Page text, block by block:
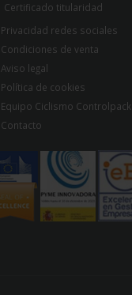
Certificado titularidad
Privacidad redes sociales
Condiciones de venta
Aviso legal
Política de cookies
Equipo Ciclismo Controlpack
Contacto